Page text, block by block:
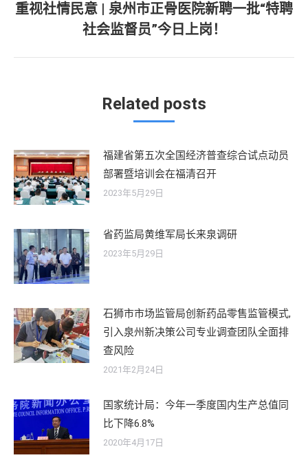
下
一
文
重视社情民意 | 泉州市正骨医院新聘一批“特聘
社会监督员”今日上岗！
Related posts
福建省第五次全国经济普查综合试点动员
部署暨培训会在福清召开
2023年5月29日
省药监局黄维军局长来泉调研
2023年5月29日
石狮市市场监管局创新药品零售监管模式,
引入泉州新决策公司专业调查团队全面排
查风险
2021年2月24日
国家统计局：今年一季度国内生产总值同
比下降6.8%
2020年4月17日